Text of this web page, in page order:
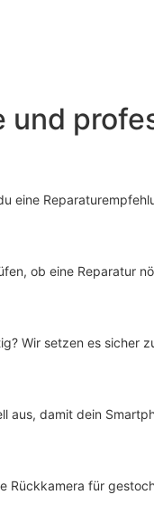
eine
ob eine Reparatur
Wir setzen es sicher
aus, damit dein
Rückkamera für